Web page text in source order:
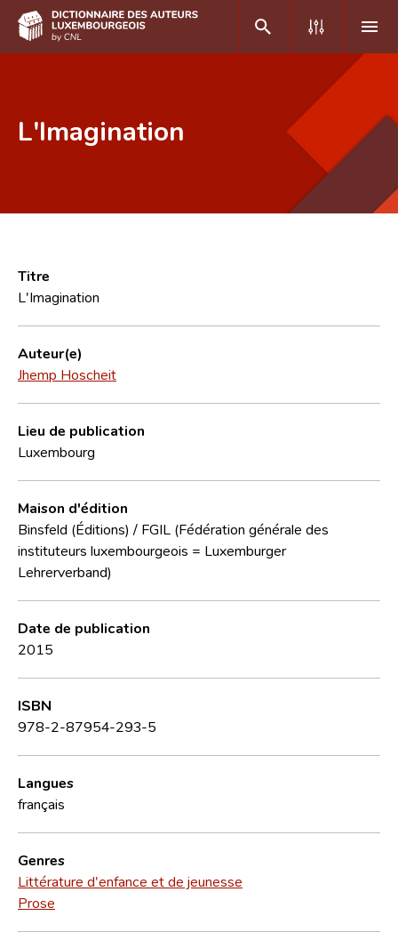
Foire aux questions
CNL
Équipe scientifique
Contact
L'Imagination
Titre
L'Imagination
Auteur(e)
Jhemp Hoscheit
Lieu de publication
Luxembourg
Maison d'édition
Binsfeld (Éditions) / FGIL (Fédération générale des
instituteurs luxembourgeois = Luxemburger
Lehrerverband)
Date de publication
2015
ISBN
978-2-87954-293-5
Langues
français
Genres
Littérature d'enfance et de jeunesse
Prose